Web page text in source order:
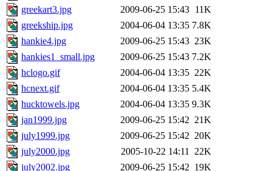
greekart3.jpg
2009-06-25 15:43 11K
greekship.jpg
2004-06-04 13:35 7.8K
hankie4.jpg
2009-06-25 15:43 23K
hankies1_small.jpg
2009-06-25 15:43 7.2K
hclogo.gif
2004-06-04 13:35 22K
hcnext.gif
2004-06-04 13:35 5.4K
hucktowels.jpg
2004-06-04 13:35 9.3K
jan1999.jpg
2009-06-25 15:42 21K
july1999.jpg
2009-06-25 15:42 20K
july2000.jpg
2005-10-22 14:11 22K
july2002.jpg
2009-06-25 15:42 19K